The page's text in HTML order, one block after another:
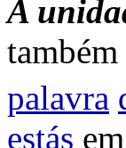
A
palavra
estás